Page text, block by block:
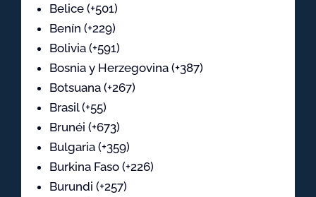
Belice (+501)
Benín (+229)
Bolivia (+591)
Bosnia y Herzegovina (+387)
Botsuana (+267)
Brasil (+55)
Brunéi (+673)
Bulgaria (+359)
Burkina Faso (+226)
Burundi (+257)